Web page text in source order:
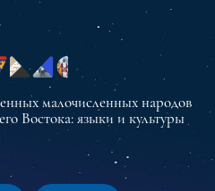
малочисленных народов
Востока: языки и культуры